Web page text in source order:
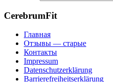
CerebrumFit
Главная
Отзывы — старые
Контакты
Impressum
Datenschutzerklärung
Barrierefreiheitserklärung